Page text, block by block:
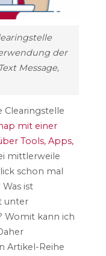
der
Message,
Clearingstelle
mit einer
Tools, Apps,
mittlerweile
schon mal
ist
unter
Womit kann ich
Artikel-Reihe